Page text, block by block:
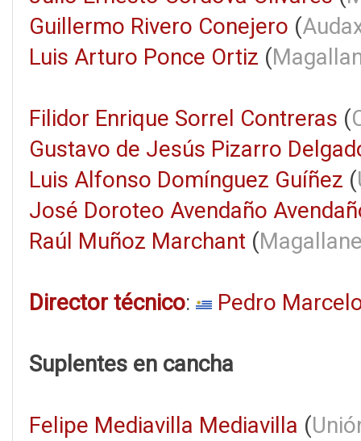
Guillermo Rivero Conejero (
Luis Arturo Ponce Ortiz (
Filidor Enrique Sorrel Contreras (
Gustavo de Jesús Pizarro
Luis Alfonso Domínguez Guíñez (
José Doroteo Avendaño
Raúl Muñoz Marchant (
Director técnico: Pedro
Suplentes en cancha
Felipe Mediavilla Mediavilla (